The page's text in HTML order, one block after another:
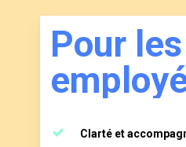
Pour es
emp oy
Clarté et